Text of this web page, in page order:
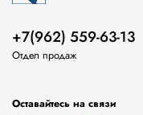
+7(962) 559-63-13
Отдел продаж
Оставайтесь на связи